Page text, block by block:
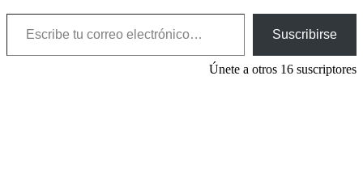
Escribe tu correo electrónico…
Suscribirse
Únete a otros 16 suscriptores